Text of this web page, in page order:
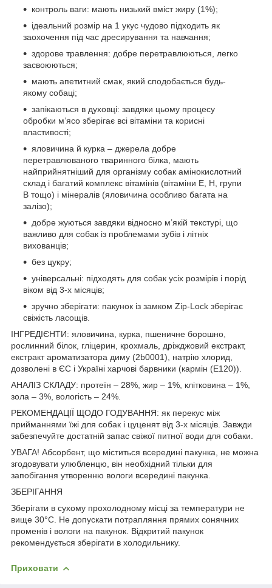
контроль ваги: мають низький вміст жиру (1%);
ідеальний розмір на 1 укус чудово підходить як
заохочення під час дресирування та навчання;
здорове травлення: добре перетравлюються, легко
засвоюються;
мають апетитний смак, який сподобається будь-
якому собаці;
запікаються в духовці: завдяки цьому процесу
обробки м’ясо зберігає всі вітаміни та корисні
властивості;
яловичина й курка – джерела добре
перетравлюваного тваринного білка, мають
найприйнятніший для організму собак амінокислотний
склад і багатий комплекс вітамінів (вітаміни Е, Н, групи
В тощо) і мінералів (яловичина особливо багата на
залізо);
добре жуються завдяки відносно м’якій текстурі, що
важливо для собак із проблемами зубів і літніх
вихованців;
без цукру;
універсальні: підходять для собак усіх розмірів і порід
віком від 3-х місяців;
зручно зберігати: пакунок із замком Zір-Lосk зберігає
свіжість ласощів.
ІНГРЕДІЄНТИ: яловичина, курка, пшеничне борошно,
рослинний білок, гліцерин, крохмаль, дріжджовий екстракт,
екстракт ароматизатора диму (2b0001), натрію хлорид,
дозволені в ЄС і Україні харчові барвники (кармін (E120)).
АНАЛІЗ СКЛАДУ: протеїн – 28%, жир – 1%, клітковина – 1%,
зола – 3%, вологість – 24%.
РЕКОМЕНДАЦІЇ ЩОДО ГОДУВАННЯ: як перекус між
прийманнями їжі для собак і цуценят від 3-х місяців. Завжди
забезпечуйте достатній запас свіжої питної води для собаки.
УВАГА! Абсорбент, що міститься всередині пакунка, не можна
згодовувати улюбленцю, він необхідний тільки для
запобігання утворенню вологи всередині пакунка.
ЗБЕРІГАННЯ
Зберігати в сухому прохолодному місці за температури не
вище 30°C. Не допускати потрапляння прямих сонячних
променів і вологи на пакунок. Відкритий пакунок
рекомендується зберігати в холодильнику.
Приховати